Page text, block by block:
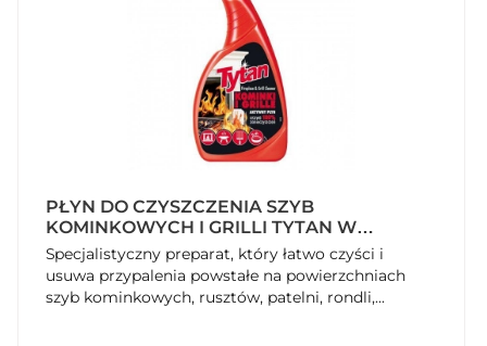
PŁYN DO CZYSZCZENIA SZYB
KOMINKOWYCH I GRILLI TYTAN W
SPRAYU 500 ML
Specjalistyczny preparat, który łatwo czyści i
usuwa przypalenia powstałe na powierzchniach
szyb kominkowych, rusztów, patelni, rondli,...